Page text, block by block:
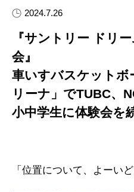
2024.7.26
『サントリー ドリ
会』
車いすバスケットボ
リーナ」でTUBC、
小中学生に体験会を
「位置について、よーいど